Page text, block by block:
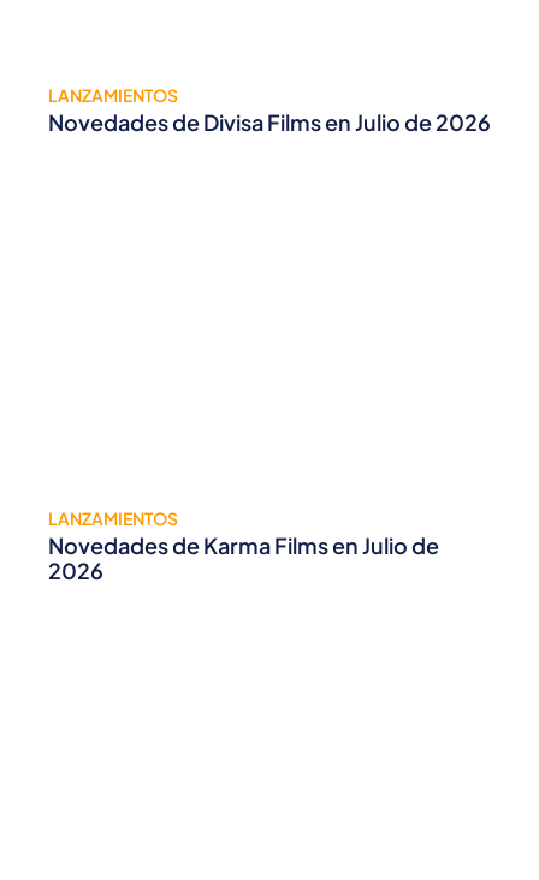
LANZAMIENTOS
Novedades de Divisa Films en Julio de 2026
LANZAMIENTOS
Novedades de Karma Films en Julio de
2026